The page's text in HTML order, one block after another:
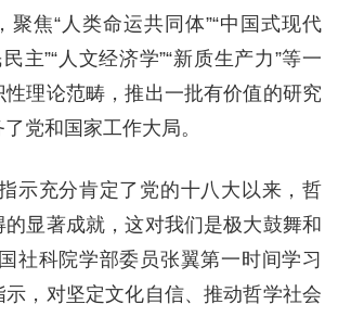
聚焦“人类命运共同体”“中国式现代
主”“人文经济学”“新质生产力”等一
理论范畴，推出一批有价值的研究
党和国家工作大局。
示充分肯定了党的十八大以来，哲
显著成就，这对我们是极大鼓舞和
社科院学部委员张翼第一时间学习
示，对坚定文化自信、推动哲学社会